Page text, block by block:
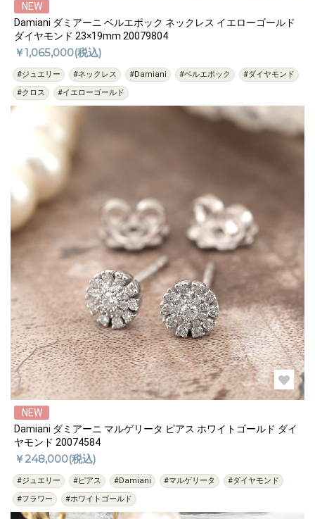
NEW
Damiani ダミアーニ ベルエポック ネックレス イエローゴールド
ダイヤモンド 23×19mm 20079804
￥1,065,000(税込)
#ジュエリー #ネックレス #Damiani #ベルエポック
#ダイヤモンド
#クロス
#イエローゴールド
NEW
Damiani ダミアーニ マルゲリータ ピアス ホワイトゴールド ダイ
ヤモンド 20074584
￥248,000(税込)
#ジュエリー #ピアス #Damiani #マルゲリータ
#ダイヤモンド
#フラワー
#ホワイトゴールド